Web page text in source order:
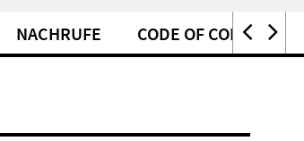
NACHRUFE CODE OF CONDUCT